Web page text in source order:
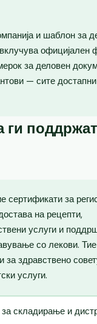
и шаблон за
официјален
за деловен
— сите
сертификати за
на рецепти,
услуги и
со лекови.
за здравствено
услуги.
складирање и